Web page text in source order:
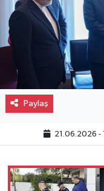
Paylaş
21.06.2026 -
Spor
Eğitim